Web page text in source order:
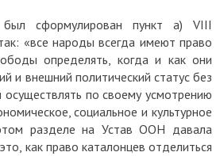
был сформулирован пункт а) VIII
«все народы всегда имеют право
определять, когда и как они
и внешний политический статус без
осуществлять по своему усмотрению
социальное и культурное
разделе на Устав ООН давала
как право каталонцев отделиться